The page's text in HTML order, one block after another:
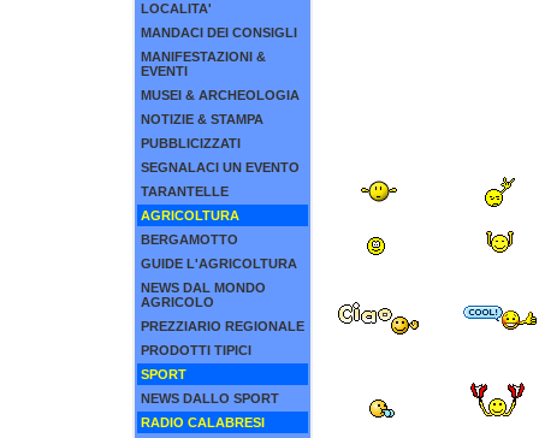
LOCALITA'
MANDACI DEI CONSIGLI
MANIFESTAZIONI &
EVENTI
MUSEI & ARCHEOLOGIA
NOTIZIE & STAMPA
PUBBLICIZZATI
SEGNALACI UN EVENTO
TARANTELLE
AGRICOLTURA
BERGAMOTTO
GUIDE L'AGRICOLTURA
NEWS DAL MONDO
AGRICOLO
PREZZIARIO REGIONALE
PRODOTTI TIPICI
SPORT
NEWS DALLO SPORT
RADIO CALABRESI